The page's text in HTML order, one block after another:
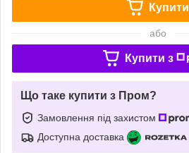
Купити
або
Купити з
Що таке купити з Пром?
Замовлення під захистом
Доступна доставка